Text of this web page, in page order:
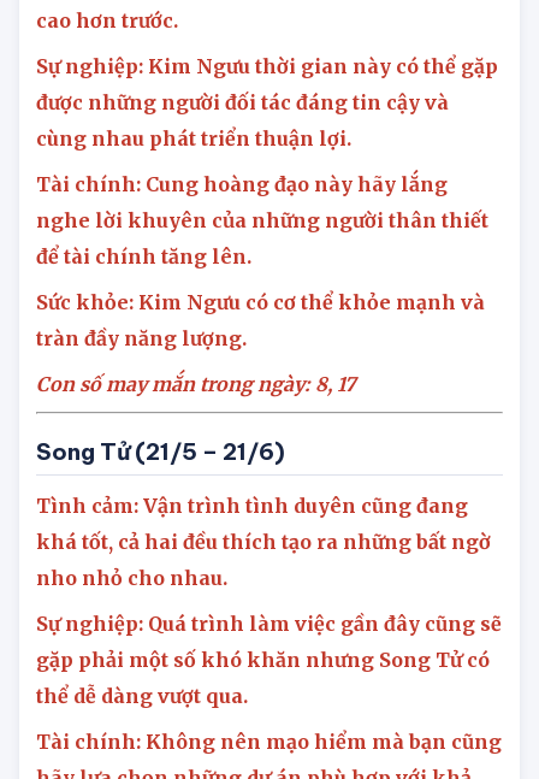
triển khá tốt, sự thấu hiểu giữa hai người cũng
cao hơn trước.
Sự nghiệp: Kim Ngưu thời gian này có thể gặp
được những người đối tác đáng tin cậy và
cùng nhau phát triển thuận lợi.
Tài chính: Cung hoàng đạo này hãy lắng
nghe lời khuyên của những người thân thiết
để tài chính tăng lên.
Sức khỏe: Kim Ngưu có cơ thể khỏe mạnh và
tràn đầy năng lượng.
Con số may mắn trong ngày: 8, 17
Song Tử (21/5 – 21/6)
Tình cảm: Vận trình tình duyên cũng đang
khá tốt, cả hai đều thích tạo ra những bất ngờ
nho nhỏ cho nhau.
Sự nghiệp: Quá trình làm việc gần đây cũng sẽ
gặp phải một số khó khăn nhưng Song Tử có
thể dễ dàng vượt qua.